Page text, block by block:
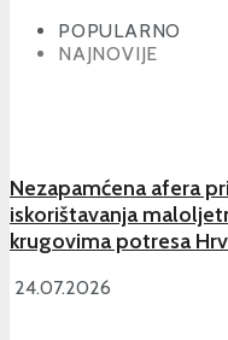
POPULARNO
NAJNOVIJE
Nezapamćena afera
iskorištavanja
krugovima potresa
24.07.2026